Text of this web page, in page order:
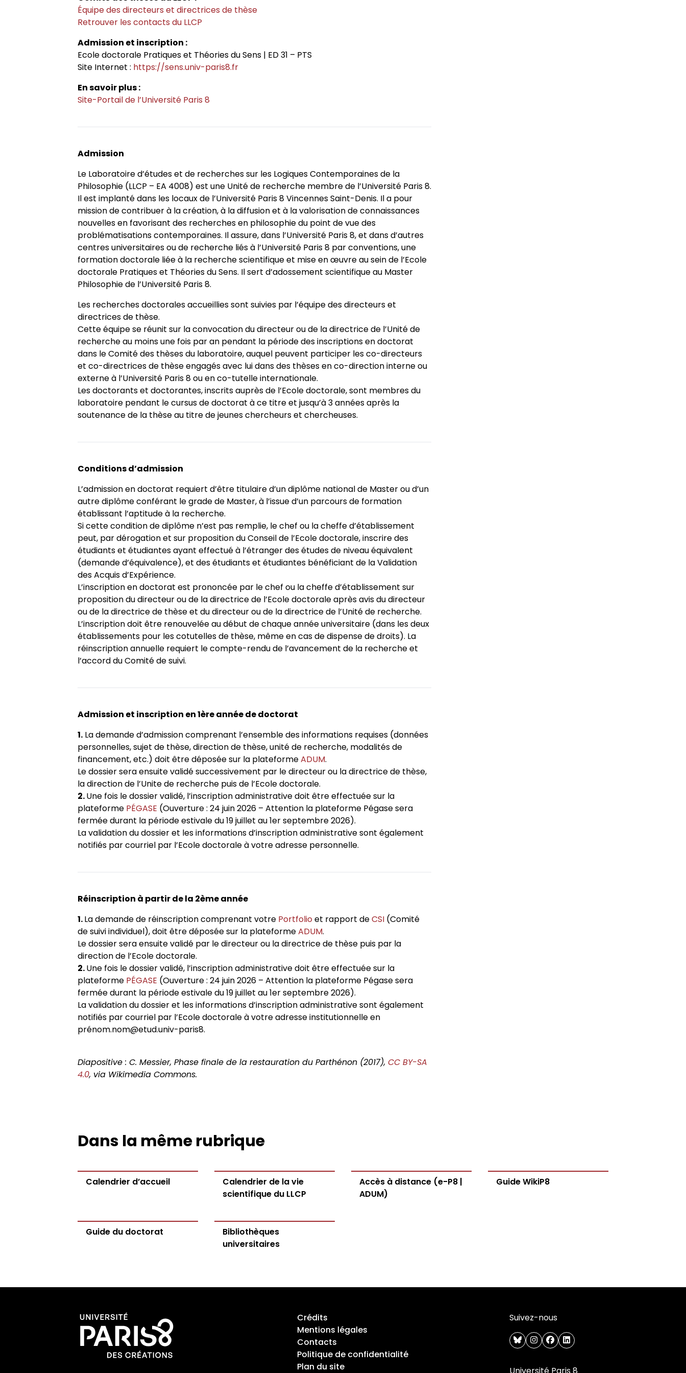
Historique
Conseil de laboratoire
Réglement interne
Locaux
Contacts
Axe 3. Groupe européen de recherches philosophiques
Chaire internationale de philosophie contemporaine de
l’Université Paris 8
Jeune recherche
Projets scientifiques adossés à des programmes
Chercheurs associés
Chercheurs internationaux associés
Doctorants
Jeunes chercheurs
Conférences
Chercheurs visitants
Doctorants et postdoctorants visitants
Soutenances de thèses de doctorat
Interventions extérieures
Autres événements
Appels à contributions
Revue Cahiers critiques de philosophie
Revues et collections
Thèses
Actes audiovisuels
Admission et inscription
Accès à distance (e-P8 | ADUM)
Guide WikiP8
Guide du doctorat
Équipe des directeurs et directrices de thèse
Retrouver les contacts du LLCP
Admission et inscription :
Ecole doctorale Pratiques et Théories du Sens | ED 31 – PTS
Site Internet : https://sens.univ-paris8.fr
En savoir plus :
Site-Portail de l’Université Paris 8
Admission
Le Laboratoire d’études et de recherches sur les Logiques Contemporaines de la
Philosophie (LLCP – EA 4008) est une Unité de recherche membre de l’Université Paris 8.
Il est implanté dans les locaux de l’Université Paris 8 Vincennes Saint-Denis. Il a pour
mission de contribuer à la création, à la diffusion et à la valorisation de connaissances
nouvelles en favorisant des recherches en philosophie du point de vue des
problématisations contemporaines. Il assure, dans l’Université Paris 8, et dans d’autres
centres universitaires ou de recherche liés à l’Université Paris 8 par conventions, une
formation doctorale liée à la recherche scientifique et mise en œuvre au sein de l’Ecole
doctorale Pratiques et Théories du Sens. Il sert d’adossement scientifique au Master
Philosophie de l’Université Paris 8.
Les recherches doctorales accueillies sont suivies par l’équipe des directeurs et
directrices de thèse.
Cette équipe se réunit sur la convocation du directeur ou de la directrice de l’Unité de
recherche au moins une fois par an pendant la période des inscriptions en doctorat
dans le Comité des thèses du laboratoire, auquel peuvent participer les co-directeurs
et co-directrices de thèse engagés avec lui dans des thèses en co-direction interne ou
externe à l’Université Paris 8 ou en co-tutelle internationale.
Les doctorants et doctorantes, inscrits auprès de l’Ecole doctorale, sont membres du
laboratoire pendant le cursus de doctorat à ce titre et jusqu’à 3 années après la
soutenance de la thèse au titre de jeunes chercheurs et chercheuses.
Conditions d’admission
L’admission en doctorat requiert d’être titulaire d’un diplôme national de Master ou d’un
autre diplôme conférant le grade de Master, à l’issue d’un parcours de formation
établissant l’aptitude à la recherche.
Si cette condition de diplôme n’est pas remplie, le chef ou la cheffe d’établissement
peut, par dérogation et sur proposition du Conseil de l’Ecole doctorale, inscrire des
étudiants et étudiantes ayant effectué à l’étranger des études de niveau équivalent
(demande d’équivalence), et des étudiants et étudiantes bénéficiant de la Validation
des Acquis d’Expérience.
L’inscription en doctorat est prononcée par le chef ou la cheffe d’établissement sur
proposition du directeur ou de la directrice de l’Ecole doctorale après avis du directeur
ou de la directrice de thèse et du directeur ou de la directrice de l’Unité de recherche.
L’inscription doit être renouvelée au début de chaque année universitaire (dans les deux
établissements pour les cotutelles de thèse, même en cas de dispense de droits). La
réinscription annuelle requiert le compte-rendu de l’avancement de la recherche et
l’accord du Comité de suivi.
Admission et inscription en 1ère année de doctorat
1. La demande d’admission comprenant l’ensemble des informations requises (données
personnelles, sujet de thèse, direction de thèse, unité de recherche, modalités de
financement, etc.) doit être déposée sur la plateformeADUM.
Le dossier sera ensuite validé successivement par le directeur ou la directrice de thèse,
la direction de l’Unite de recherche puis de l’Ecole doctorale.
2.Une fois le dossier validé, l’inscription administrative doit être effectuée sur la
plateforme PÉGASE (Ouverture : 24 juin 2026 – Attention la plateforme Pégase sera
fermée durant la période estivale du 19 juillet au 1er septembre 2026).
La validation du dossier et les informations d’inscription administrative sont également
notifiés par courriel par l’Ecole doctorale à votre adresse personnelle.
Réinscription à partir de la 2ème année
1.La demande de réinscription comprenant votre Portfolioet rapport deCSI (Comité
de suivi individuel), doit être déposée sur la plateformeADUM.
Le dossier sera ensuite validé par le directeur ou la directrice de thèse puis par la
direction de l’Ecole doctorale.
2.Une fois le dossier validé, l’inscription administrative doit être effectuée sur la
plateforme PÉGASE (Ouverture : 24 juin 2026 – Attention la plateforme Pégase sera
fermée durant la période estivale du 19 juillet au 1er septembre 2026).
La validation du dossier et les informations d’inscription administrative sont également
notifiés par courriel par l’Ecole doctorale à votre adresse institutionnelle en
prénom.nom@etud.univ-paris8.
Diapositive : C. Messier, Phase finale de la restauration du Parthénon (2017), CC BY-SA
4.0, via Wikimedia Commons.
Dans la même rubrique
Calendrier d’accueil
Calendrier de la vie
scientifique du LLCP
Accès à distance (e-P8 |
ADUM)
Guide WikiP8
Guide du doctorat
Bibliothèques
universitaires
Crédits
Mentions légales
Contacts
Politique de confidentialité
Plan du site
Suivez-nous
blueskyinstagram
facebook
linkedin